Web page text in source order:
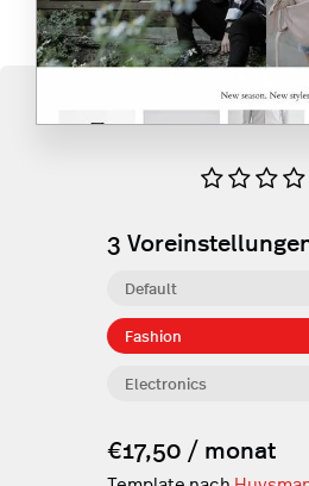
3
Fashion
Electronics
Default
€17,50 / monat